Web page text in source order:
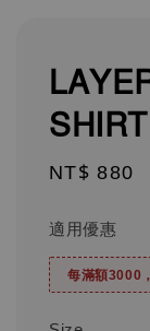
SHIRT
Regular
NT$ 880
適用優惠
每滿額3000